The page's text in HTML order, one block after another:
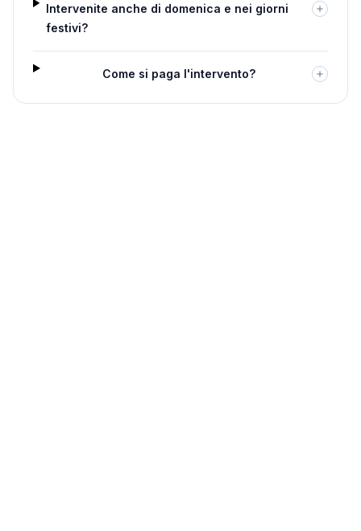
Intervenite anche di domenica e nei giorni
festivi?
Come si paga l'intervento?